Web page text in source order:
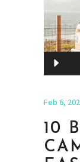
Audio
Player
Feb 6,
10